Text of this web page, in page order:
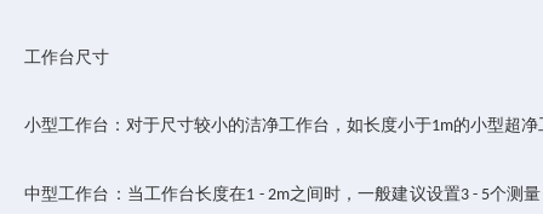
工作台尺寸
小型工作台：对于尺寸较小的洁净工作台，如长度小于1m的小型超
中型工作台：当工作台长度在1 - 2m之间时，一般建议设置3 - 5个测